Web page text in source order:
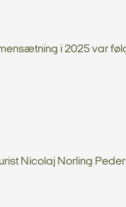
i 2025 var
Nicolaj Norling